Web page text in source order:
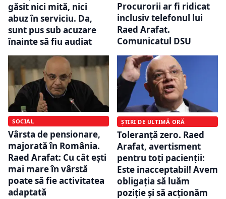
găsit nici mită, nici
abuz în serviciu. Da,
sunt pus sub acuzare
înainte să fiu audiat
Procurorii ar fi ridicat
inclusiv telefonul lui
Raed Arafat.
Comunicatul DSU
SOCIAL
Vârsta de pensionare,
majorată în România.
Raed Arafat: Cu cât ești
mai mare în vârstă
poate să fie activitatea
adaptată
ȘTIRI DE ULTIMĂ ORĂ
Toleranță zero. Raed
Arafat, avertisment
pentru toți pacienții:
Este inacceptabil! Avem
obligaţia să luăm
poziţie şi să acţionăm